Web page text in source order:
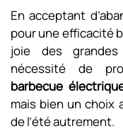
En acceptant
pour une efficacité
joie des
nécessité de
barbecue
mais bien un choix
de l’été autrement.